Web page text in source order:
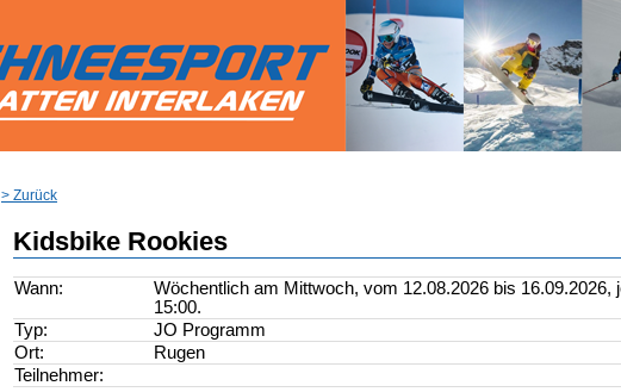
> Zurück
Kidsbike Rookies
Wann:
Wöchentlich am Mittwoch, vom 12.08.2026 bis 16.09.2026,
15:00.
Typ:
JO Programm
Ort:
Rugen
Teilnehmer: